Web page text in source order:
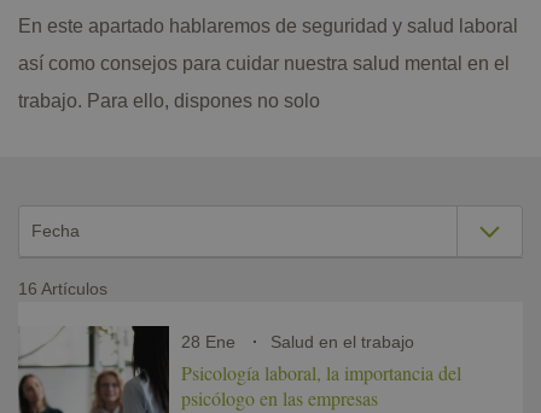
En este apartado hablaremos de seguridad y salud laboral
así como consejos para cuidar nuestra salud mental en el
trabajo. Para ello, dispones no solo
16 Artículos
28 Ene Salud en el trabajo
Psicología laboral, la importancia del
psicólogo en las empresas